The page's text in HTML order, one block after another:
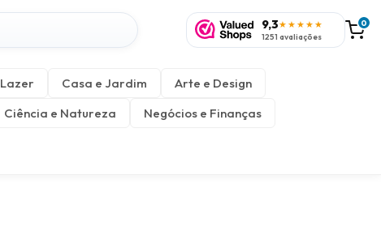
9,3★★★★★
1251 avaliações
0
Lazer Casa e Jardim
Arte e Design
Ciência e Natureza
Negócios e Finanças